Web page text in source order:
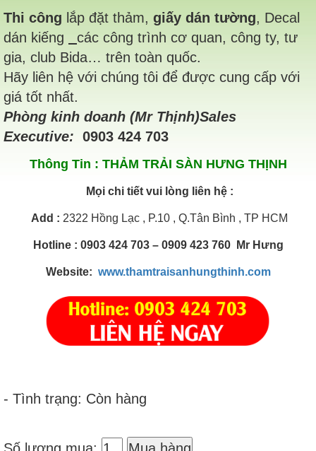
Thi công lắp đặt thảm, giấy dán tường, Decal
dán kiếng
các công trình cơ quan, công ty, tư
gia, club Bida… trên toàn quốc.
Hãy liên hệ với chúng tôi để được cung cấp với
giá tốt nhất.
Phòng kinh doanh (Mr Thịnh)Sales
Executive: 0903 424 703
Thông Tin : THẢM TRẢI SÀN HƯNG THỊNH
Mọi chi tiết vui lòng liên hệ :
Add : 2322 Hồng Lạc , P.10 , Q.Tân Bình , TP HCM
Hotline : 0903 424 703 – 0909 423 760 Mr Hưng
Website: www.thamtraisanhungthinh.com
- Tình trạng: Còn hàng